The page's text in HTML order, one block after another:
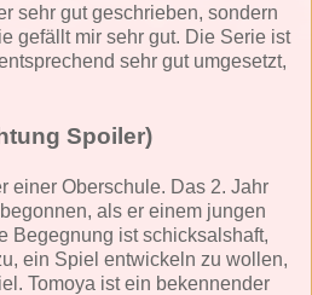
sehr gut geschrieben, sondern
gefällt mir sehr gut. Die Serie ist
sehr gut umgesetzt,
Spoiler)
einer Oberschule. Das 2. Jahr
als er einem jungen
Begegnung ist schicksalshaft,
ein Spiel entwickeln zu wollen,
Tomoya ist ein bekennender